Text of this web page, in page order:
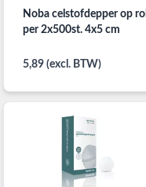
Noba celstofdepper op rol
per 2x500st. 4x5 cm
5,89 (excl. BTW)